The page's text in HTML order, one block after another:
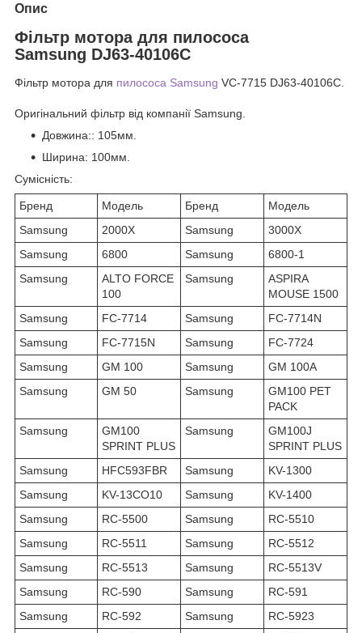
Опис
Фільтр мотора для пилососа
Samsung DJ63-40106C
Фільтр мотора для пилососа Samsung VC-7715 DJ63-40106C.
Оригінальний фільтр від компанії Samsung.
Довжина:: 105мм.
Ширина: 100мм.
Сумісність:
Бренд Модель Бренд
Модель
Samsung
2000X Samsung
3000X
Samsung
6800 Samsung
6800-1
Samsung
ALTO FORCE
100
Samsung
ASPIRA
MOUSE 1500
Samsung
FC-7714 Samsung
FC-7714N
Samsung
FC-7715N Samsung
FC-7724
Samsung
GM 100 Samsung
GM 100A
Samsung
GM 50 Samsung
GM100 PET
PACK
Samsung
GM100
SPRINT PLUS
Samsung
GM100J
SPRINT PLUS
Samsung
HFC593FBR Samsung
KV-1300
Samsung
KV-13CO10 Samsung
KV-1400
Samsung
RC-5500 Samsung
RC-5510
Samsung
RC-5511 Samsung
RC-5512
Samsung
RC-5513 Samsung
RC-5513V
Samsung
RC-590 Samsung
RC-591
Samsung
RC-592 Samsung
RC-5923